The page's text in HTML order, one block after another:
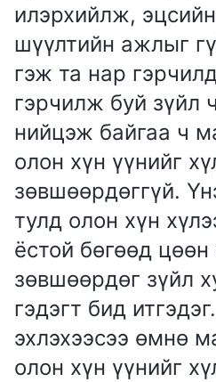
илэрхийлж,
шүүлтийн ажлыг
гэж та нар
гэрчилж буй зүйл
нийцэж байгаа ч
олон хүн үүнийг
зөвшөөрдөггүй.
тулд олон хүн
ёстой бөгөөд цөөн
зөвшөөрдөг зүйл
гэдэгт бид
эхлэхээсээ өмнө
олон хүн үүнийг